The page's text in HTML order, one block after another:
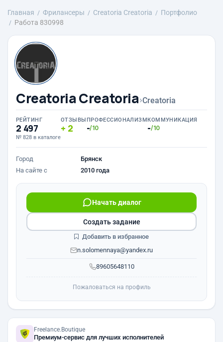
Главная Фрилансеры Creatoria Creatoria
Портфолио
Работа 830998
Creatoria Creatoria›Creatoria
РЕЙТИНГ
2 497
№ 828 в каталоге
ОТЗЫВЫ
2
ПРОФЕССИОНАЛИЗМ
-/10
КОММУНИКАЦИЯ
-/10
Город
Брянск
На сайте с
2010 года
89605648110
Начать диалог
n.solomennaya@yandex.ru
Создать задание
Добавить в избранное
Пожаловаться на профиль
Freelance.Boutique
Премиум-сервис для лучших исполнителей